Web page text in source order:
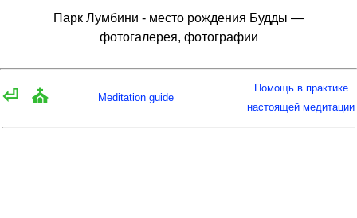
Парк Лумбини - место рождения Будды —
фотогалерея, фотографии
⏎ ⛪ Meditation guide
Помощь в практике
настоящей медитации